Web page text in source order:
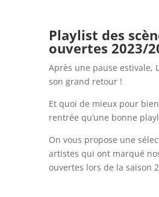
Playlist des
ouvertes 2023/
Après une pause estivale,
son grand retour !
Et quoi de mieux pour
rentrée qu’une bonne
On vous propose une
artistes qui ont marqué
ouvertes lors de la saison